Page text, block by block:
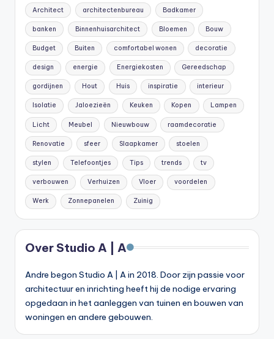
Architect architectenbureau Badkamer
banken Binnenhuisarchitect Bloemen Bouw
Budget Buiten comfortabel wonen decoratie
design energie Energiekosten Gereedschap
gordijnen Hout Huis inspiratie interieur
Isolatie Jaloezieën Keuken Kopen Lampen
Licht Meubel Nieuwbouw raamdecoratie
Renovatie sfeer Slaapkamer stoelen
stylen Telefoontjes Tips trends tv
verbouwen Verhuizen Vloer voordelen
Werk Zonnepanelen Zuinig
Over Studio A | A
Andre begon Studio A | A in 2018. Door zijn passie voor
architectuur en inrichting heeft hij de nodige ervaring
opgedaan in het aanleggen van tuinen en bouwen van
woningen en andere gebouwen.